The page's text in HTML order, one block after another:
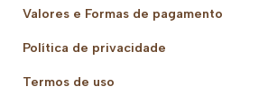
Valores e Formas de pagamento
Política de privacidade
Termos de uso